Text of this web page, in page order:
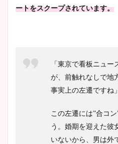
ートをスクープされています。
「東京で看板ニュ
が、前触れなしで地
事実上の左遷ですね
この左遷には”合コ
う。婚期を迎えた彼
いないから、男は外